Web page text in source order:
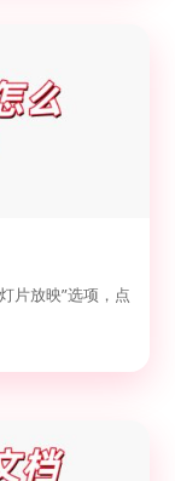
片放映”选项，点